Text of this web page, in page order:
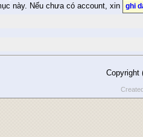
này. Nếu chưa có account, xin ghi
Copyright